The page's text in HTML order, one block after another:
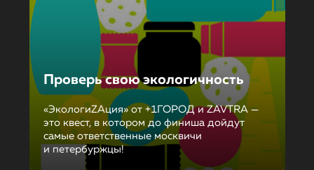
Проверь свою экологичность
«ЭкологиZAция» от +1ГОРОД и ZAVTRA —
это квест, в котором до финиша дойдут
самые ответственные москвичи
и петербуржцы!